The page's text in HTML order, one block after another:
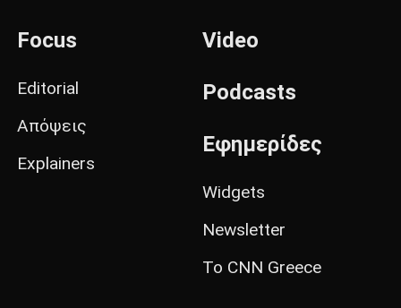
Focus
Editorial
Απόψεις
Explainers
Video
Podcasts
Εφημερίδες
Widgets
Newsletter
Το CNN Greece